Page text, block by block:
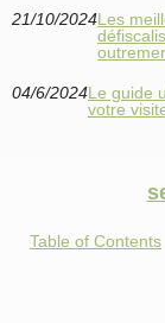
21/10/2024Les
outremer
04/6/2024Le guide
votre
Table of Contents